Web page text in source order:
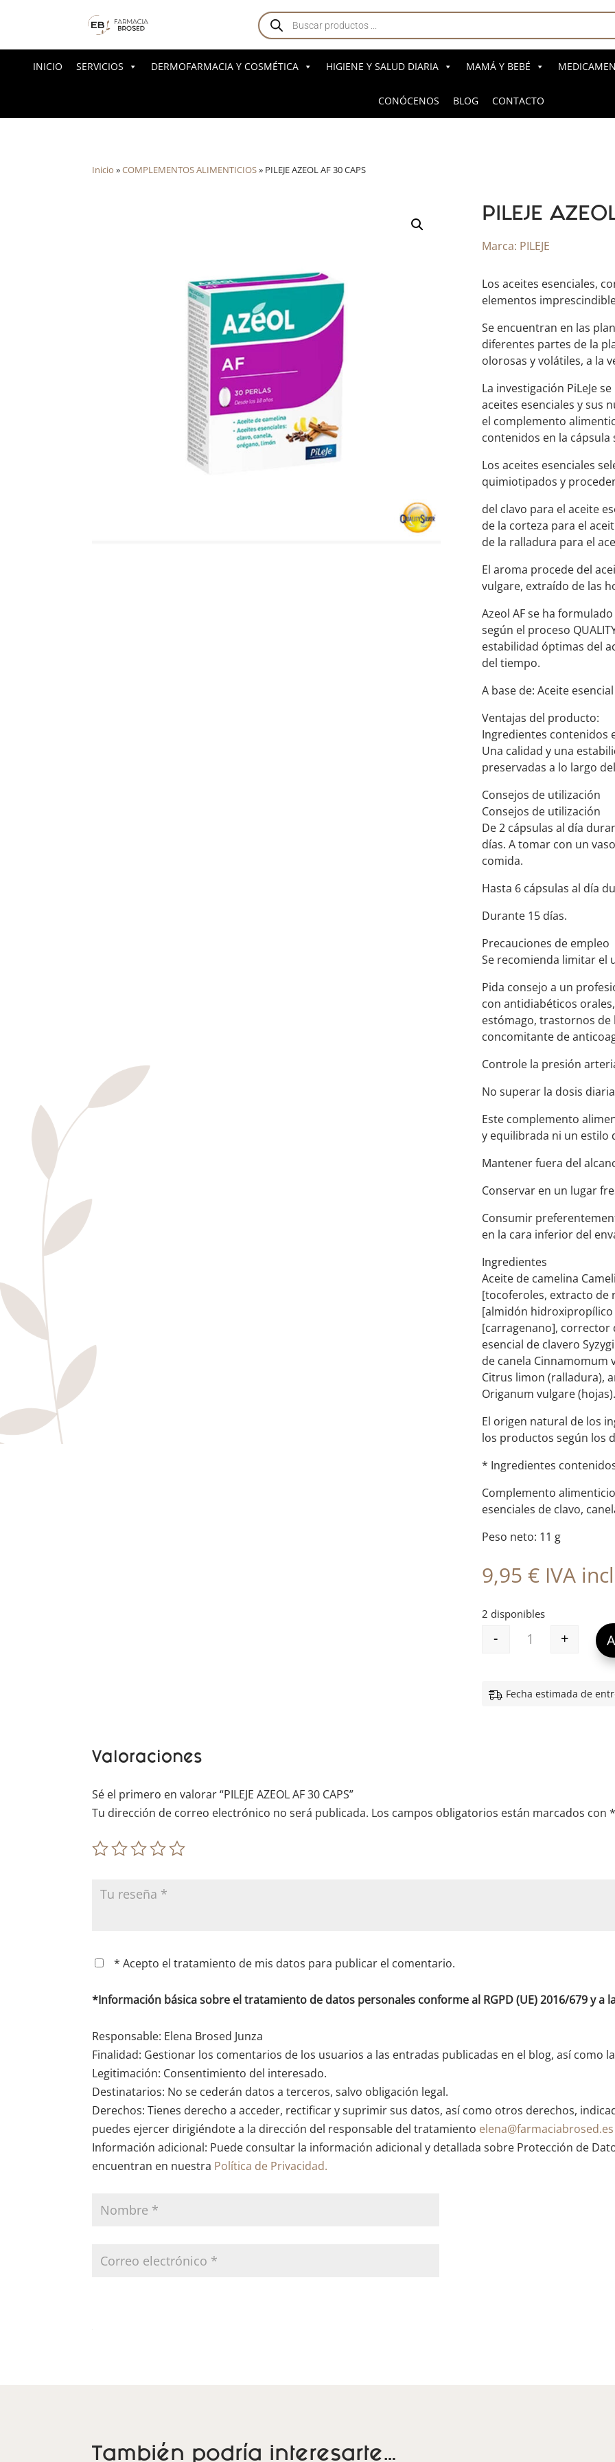
Búsqueda
de
productos
INICIO SERVICIOS DERMOFARMACIA Y COSMÉTICA HIGIENE Y SALUD DIARIA MAMÁ Y BEBÉ
CONÓCENOS BLOG CONTACTO
Inicio »COMPLEMENTOS ALIMENTICIOS» PILEJE AZEOL AF 30 CAPS
PILEJE
Marca: PILEJE
Los aceites esenciales,
elementos
Se encuentran en las
diferentes partes de la
olorosas y volátiles, a la
La investigación PiLeJe
aceites esenciales y sus
el complemento
contenidos en la cápsula
Los aceites esenciales
quimiotipados y
del clavo para el aceite
de la corteza para el
de la ralladura para el
El aroma procede del
vulgare, extraído de las
Azeol AF se ha
según el proceso
estabilidad óptimas del
del tiempo.
A base de: Aceite
Ventajas del producto:
Ingredientes contenidos
Una calidad y una
preservadas a lo largo
Consejos de utilización
Consejos de utilización
De 2 cápsulas al día
días. A tomar con un
comida.
Hasta 6 cápsulas al día
Durante 15 días.
Precauciones de empleo
Se recomienda limitar el
Pida consejo a un
con antidiabéticos
estómago, trastornos de
concomitante de
Controle la presión
No superar la dosis
Este complemento
y equilibrada ni un estilo
Mantener fuera del
Conservar en un lugar
Consumir
en la cara inferior del
Ingredientes
Aceite de camelina
[tocoferoles, extracto de
[almidón hidroxipropílico
[carragenano], corrector
esencial de clavero
de canela Cinnamomum
Citrus limon (ralladura),
Origanum vulgare (hojas).
El origen natural de los
los productos según los
* Ingredientes
Complemento
esenciales de clavo,
Peso neto: 11 g
9,95 € IVA
2 disponibles
PILEJE AZEOL
- +
Fecha estimada de
Valoraciones
Sé el primero en valorar “PILEJE AZEOL AF 30 CAPS”
Tu dirección de correo electrónico no será publicada. Los campos obligatorios están marcados con*
* Acepto el tratamiento de mis datos para publicar el comentario.
*Información básica sobre el tratamiento de datos personales conforme al RGPD (UE) 2016/679 y a
Responsable: Elena Brosed Junza
Finalidad: Gestionar los comentarios de los usuarios a las entradas publicadas en el blog, así como
Legitimación: Consentimiento del interesado.
Destinatarios: No se cederán datos a terceros, salvo obligación legal.
Derechos: Tienes derecho a acceder, rectificar y suprimir sus datos, así como otros derechos,
puedes ejercer dirigiéndote a la dirección del responsable del tratamiento elena@farmaciabrosed.es
Información adicional: Puede consultar la información adicional y detallada sobre Protección de
encuentran en nuestra Política de Privacidad.
También podría interesarte…